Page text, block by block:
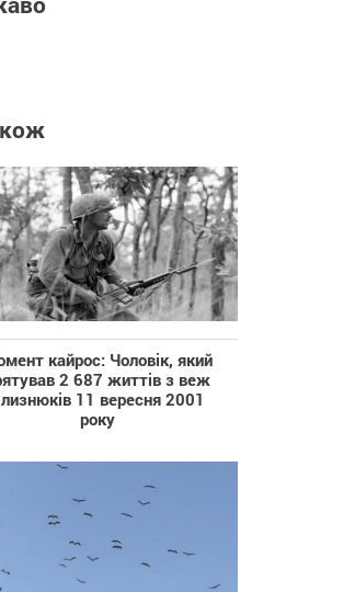
кайрос: Чоловік, який
2 687 життів з веж
11 вересня 2001
року